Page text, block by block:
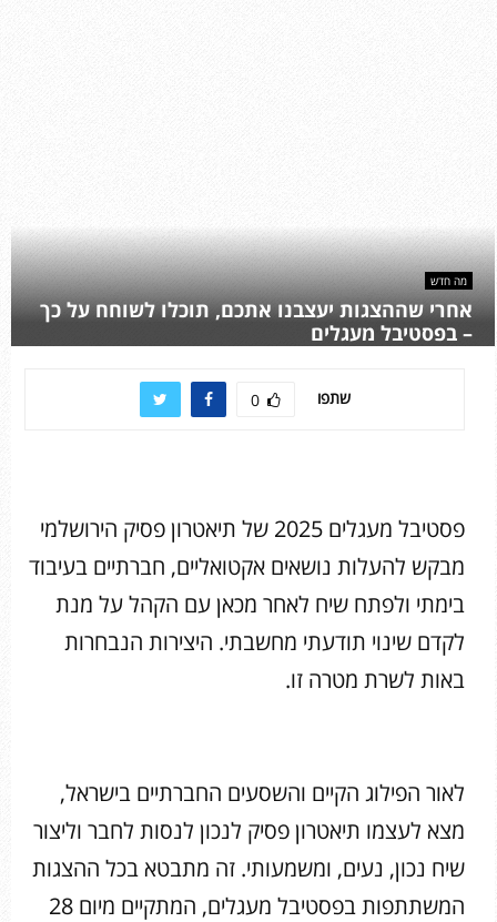
מה חדש
אחרי שההצגות יעצבנו אתכם, תוכלו לשוחח על כך
– בפסטיבל מעגלים
שתפו 0
פסטיבל מעגלים 2025 של תיאטרון פסיק הירושלמי
מבקש להעלות נושאים אקטואליים, חברתיים בעיבוד
בימתי ולפתח שיח לאחר מכאן עם הקהל על מנת
לקדם שינוי תודעתי מחשבתי. היצירות הנבחרות
באות לשרת מטרה זו.
לאור הפילוג הקיים והשסעים החברתיים בישראל,
מצא לעצמו תיאטרון פסיק לנכון לנסות לחבר וליצור
שיח נכון, נעים, ומשמעותי. זה מתבטא בכל ההצגות
המשתתפות בפסטיבל מעגלים, המתקיים מיום 28